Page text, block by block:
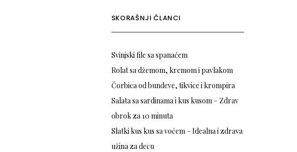
SKORAŠNJI ČLANCI
Svinjski file sa spanaćem
Rolat sa džemom, kremom i pavlakom
Čorbica od bundeve, tikvice i krompira
Salata sa sardinama i kus kusom – Zdrav
obrok za 10 minuta
Slatki kus kus sa voćem – Idealna i zdrava
užina za decu